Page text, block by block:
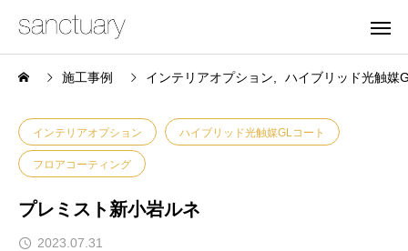
施工事例 インテリアオプション ハイブリッド光触媒
インテリアオプション ハイブリッド光触媒GLコート
フロアコーティング
プレミスト新小岩ルネ
2023.07.31